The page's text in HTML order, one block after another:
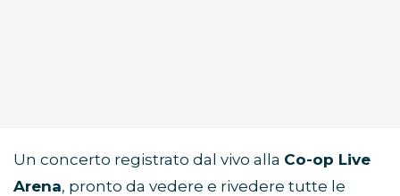
Un concerto registrato dal vivo alla Co-op Live
Arena, pronto da vedere e rivedere tutte le